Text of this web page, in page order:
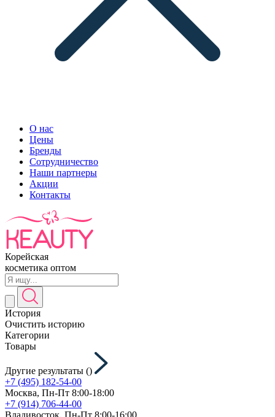
О нас
Цены
Бренды
Сотрудничество
Наши партнеры
Акции
Контакты
Корейская
косметика оптом
История
Очистить историю
Категории
Товары
Другие результаты ()
+7 (495) 182-54-00
Москва, Пн-Пт 8:00-18:00
+7 (914) 706-44-00
Владивосток, Пн-Пт 8:00-16:00